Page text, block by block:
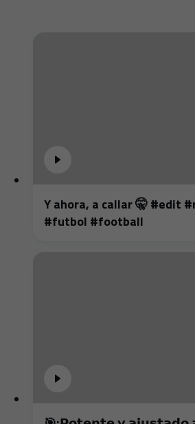
Y ahora, a callar 🤫 #edit
#futbol #football